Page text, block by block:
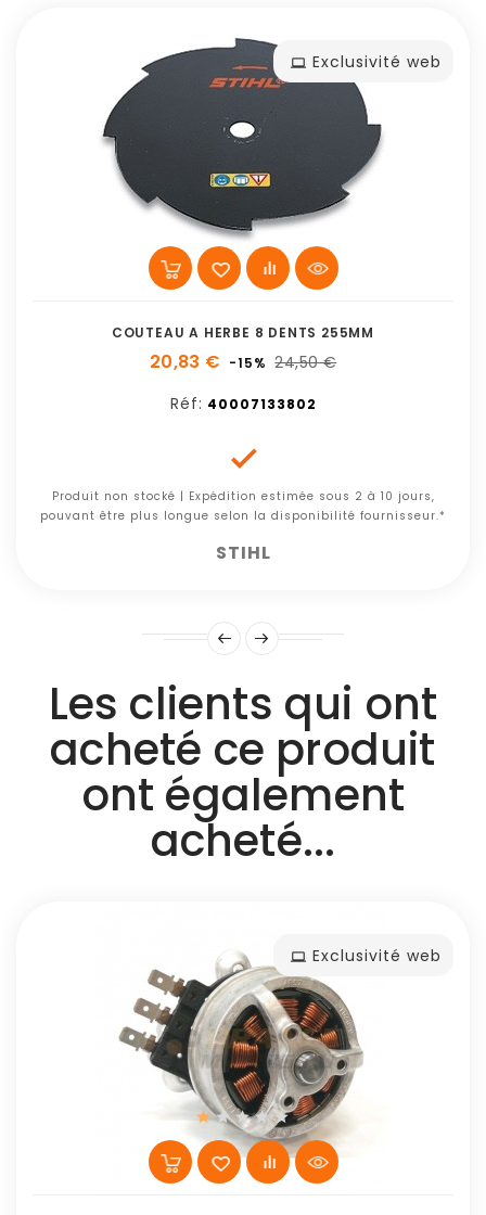
Exclusivité web
COUTEAU A HERBE 8 DENTS 255MM
20,83 € -15% 24,50 €
Réf: 40007133802

Produit non stocké | Expédition estimée sous 2 à 10 jours,
pouvant être plus longue selon la disponibilité fournisseur.*
STIHL
Les clients qui ont
acheté ce produit
ont également
acheté...
Exclusivité web